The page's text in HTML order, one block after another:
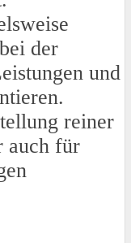
der
und
reiner
auch für